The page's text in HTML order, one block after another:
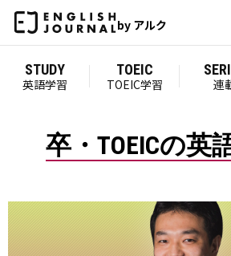
by アルク
STUDY
英語学習
TOEIC
TOEIC学習 連
卒・TOEICの英